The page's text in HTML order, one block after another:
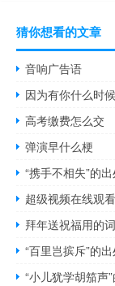
猜你想看的文章
音响广告语
因为有你什么时
高考缴费怎么交
弹演早什么梗
“携手不相失”的
超级视频在线观
拜年送祝福用的
“百里岂摈斥”的
“小儿犹学胡笳声